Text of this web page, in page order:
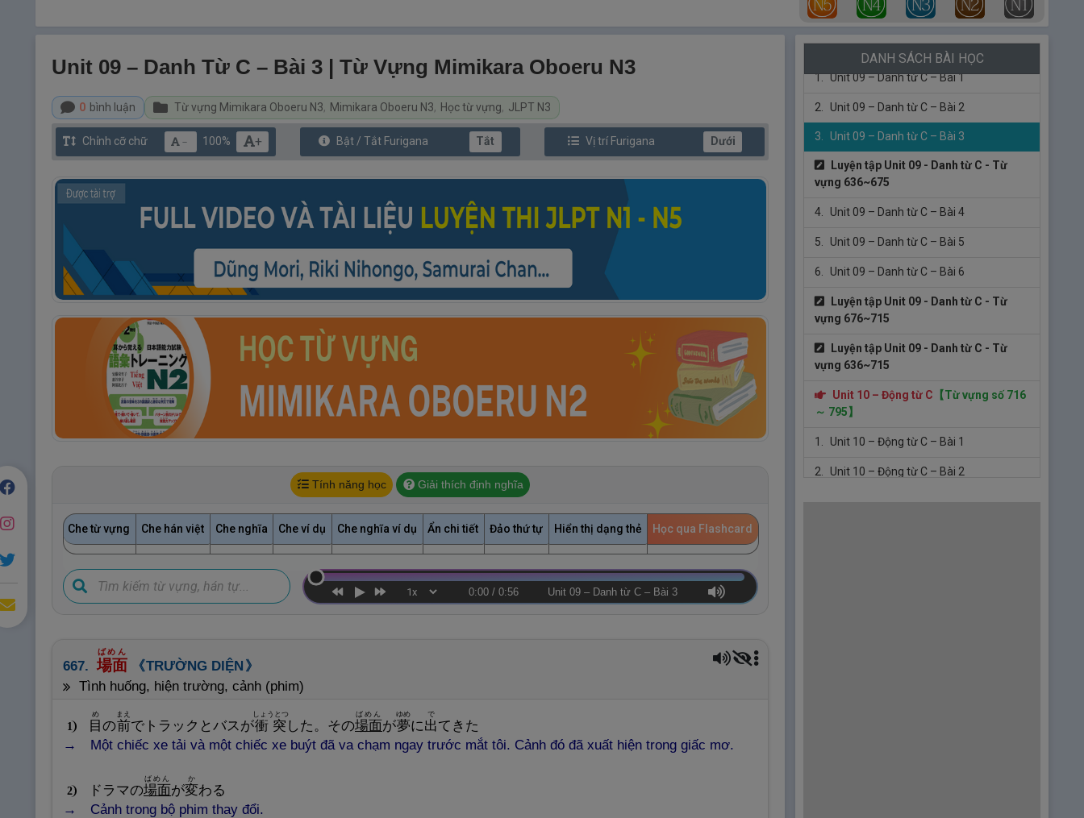
Unit 09 – Danh Từ C – Bài 3 | Từ Vựng Mimikara Oboeru N3
0 bình luận Từ vựng Mimikara Oboeru N3, Mimikara Oboeru N3, Học từ vựng, JLPT N3
Chỉnh cỡ chữ － 100% + Bật / Tắt Furigana Tắt Vị trí Furigana Dưới
Tính năng học Giải thích định nghĩa
Che từ vựng Che hán việt Che nghĩa Che ví dụ Che nghĩa ví dụ Ẩn chi tiết Đảo thứ tự Hiển thị dạng thẻ Học qua Flashcard
0:00 / 0:56 Unit 09 – Danh từ C – Bài 3
667. 場面
ばめん
TRƯỜNG DIỆN
tình huống, hiện trường, cảnh (phim)
1 目
め
の前
まえ
でトラックとバスが衝 突
しょうとつ
した。その場面
ばめん
が夢
ゆめ
に出
で
てきた
Một chiếc xe tải và một chiếc xe buýt đã va chạm ngay trước mắt tôi. Cảnh đó đã xuất hiện trong giấc mơ.
2 ドラマの場面
ばめん
が変
か
わる
Cảnh trong bộ phim thay đổi.
DANH SÁCH BÀI HỌC
Unit 9 – Danh từ C【Từ vựng số 636
～ 715】
1. Unit 09 – Danh từ C – Bài 1
2. Unit 09 – Danh từ C – Bài 2
3. Unit 09 – Danh từ C – Bài 3
Luyện tập Unit 09 - Danh từ C - Từ
vựng 636~675
4. Unit 09 – Danh từ C – Bài 4
5. Unit 09 – Danh từ C – Bài 5
6. Unit 09 – Danh từ C – Bài 6
Luyện tập Unit 09 - Danh từ C - Từ
vựng 676~715
Luyện tập Unit 09 - Danh từ C - Từ
vựng 636~715
Unit 10 – Động từ C 【Từ vựng số 716
～ 795】
1. Unit 10 – Động từ C – Bài 1
2. Unit 10 – Động từ C – Bài 2